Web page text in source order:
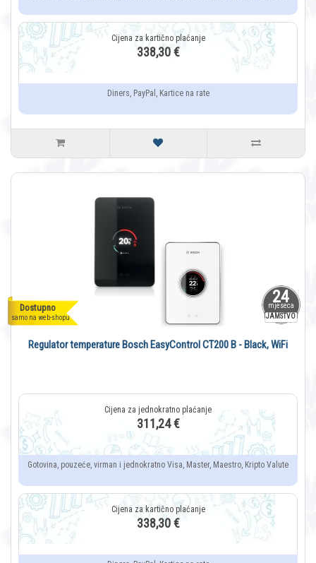
338,30 €
Diners, PayPal, Kartice na rate
24
mjeseca
JAMSTVO
Dostupno
samo na web-shopu
Regulator temperature Bosch EasyControl CT200 B - Black, WiFi
311,24 €
Gotovina, pouzeće, virman i jednokratno Visa, Master, Maestro, Kripto Valute
338,30 €